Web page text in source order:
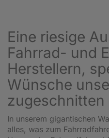
Eine riesige
Fahrrad- und
Herstellern,
Wünsche
zugeschnitten
In unserem gigantischen
alles, was zum